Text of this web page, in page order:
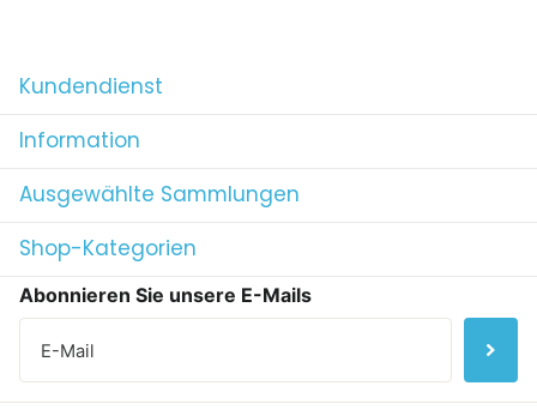
Kundendienst
Information
Ausgewählte Sammlungen
Shop-Kategorien
Abonnieren Sie unsere E-Mails